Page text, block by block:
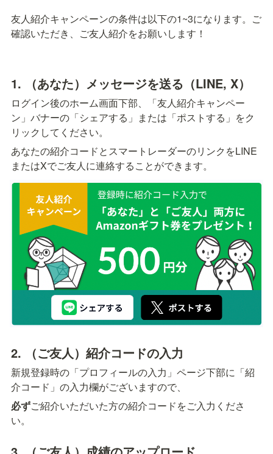
友人紹介キャンペーンの条件は以下の1~3になります。ご
確認いただき、ご友人紹介をお願いします！
1. （あなた）メッセージを送る（LINE, X）
ログイン後のホーム画面下部、「友人紹介キャンペー
ン」バナーの「シェアする」または「ポストする」をク
リックしてください。
あなたの紹介コードとスマートレーダーのリンクをLINE
またはXでご友人に連絡することができます。
2. （ご友人）紹介コードの入力
新規登録時の「プロフィールの入力」ページ下部に「紹
介コード」の入力欄がございますので、
必ずご紹介いただいた方の紹介コードをご入力くださ
い。